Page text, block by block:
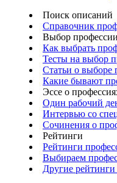
Поиск описаний
Справочник
Выбор профессии
Как выбрать
Тесты на выбор
Статьи о выборе
Какие бывают
Эссе о
Один рабочий
Интервью со
Сочинения о
Рейтинги
Рейтинги
Выбираем
Другие